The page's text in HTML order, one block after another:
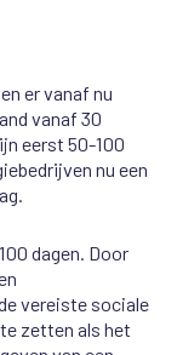
er vanaf nu
vanaf 30
eerst 50-100
nu een
dagen. Door
vereiste sociale
te zetten als het